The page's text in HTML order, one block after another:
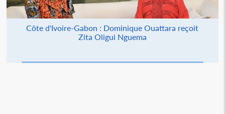
Côte d'Ivoire-Gabon : Dominique Ouattara reçoit
Zita Oligui Nguema